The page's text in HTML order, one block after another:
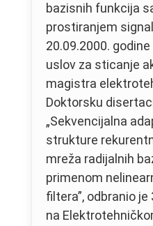
bazisnih funkcija
prostiranjem
20.09.2000.
uslov za sticanje
magistra
Doktorsku
„Sekvencijalna
strukture
mreža radijalnih
primenom
filtera”, odbranio
na